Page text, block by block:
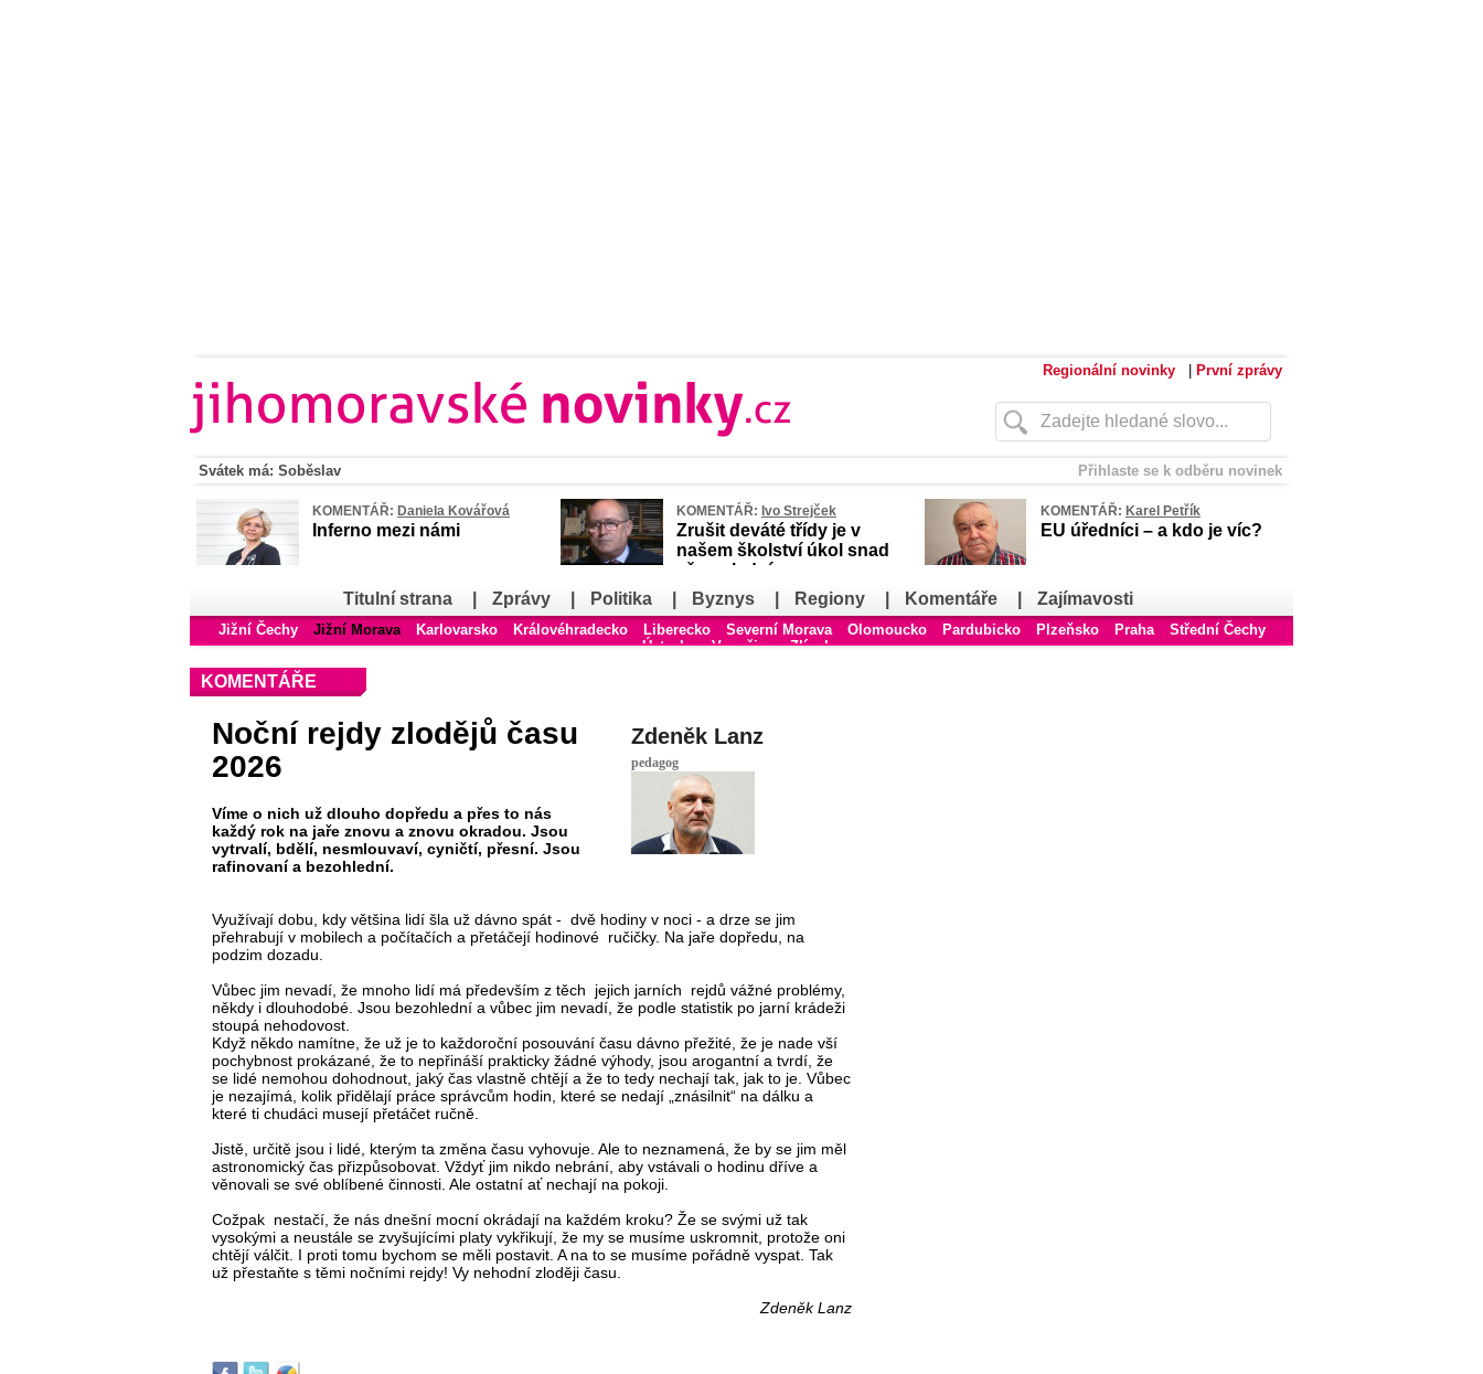
Regionální novinky První zprávy
Přihlaste se k odběru novinek
Svátek má: Soběslav
KOMENTÁŘ: Daniela Kovářová
Inferno mezi námi
KOMENTÁŘ: Ivo Strejček
Zrušit deváté třídy je v
našem školství úkol snad
až poslední
KOMENTÁŘ: Karel Petřík
EU úředníci – a kdo je víc?
Titulní strana Zprávy Politika Byznys Regiony Komentáře Zajímavosti
Jižní Čechy Jižní Morava Karlovarsko Královéhradecko Liberecko Severní Morava Olomoucko Pardubicko Plzeňsko Praha
Střední Čechy
Ústecko
Vysočina Zlínsko
KOMENTÁŘE
Zdeněk Lanz
pedagog
Noční rejdy zlodějů času
2026
Víme o nich už dlouho dopředu a přes to nás
každý rok na jaře znovu a znovu okradou. Jsou
vytrvalí, bdělí, nesmlouvaví, cyničtí, přesní. Jsou
rafinovaní a bezohlední.
Využívají dobu, kdy většina lidí šla už dávno spát - dvě hodiny v noci - a drze se jim
přehrabují v mobilech a počítačích a přetáčejí hodinové ručičky. Na jaře dopředu, na
podzim dozadu.
Vůbec jim nevadí, že mnoho lidí má především z těch jejich jarních rejdů vážné problémy,
někdy i dlouhodobé. Jsou bezohlední a vůbec jim nevadí, že podle statistik po jarní krádeži
stoupá nehodovost.
Když někdo namítne, že už je to každoroční posouvání času dávno přežité, že je nade vší
pochybnost prokázané, že to nepřináší prakticky žádné výhody, jsou arogantní a tvrdí, že
se lidé nemohou dohodnout, jaký čas vlastně chtějí a že to tedy nechají tak, jak to je. Vůbec
je nezajímá, kolik přidělají práce správcům hodin, které se nedají „znásilnit“ na dálku a
které ti chudáci musejí přetáčet ručně.
Jistě, určitě jsou i lidé, kterým ta změna času vyhovuje. Ale to neznamená, že by se jim měl
astronomický čas přizpůsobovat. Vždyť jim nikdo nebrání, aby vstávali o hodinu dříve a
věnovali se své oblíbené činnosti. Ale ostatní ať nechají na pokoji.
Cožpak nestačí, že nás dnešní mocní okrádají na každém kroku? Že se svými už tak
vysokými a neustále se zvyšujícími platy vykřikují, že my se musíme uskromnit, protože oni
chtějí válčit. I proti tomu bychom se měli postavit. A na to se musíme pořádně vyspat. Tak
už přestaňte s těmi nočními rejdy! Vy nehodní zloději času.
Zdeněk Lanz